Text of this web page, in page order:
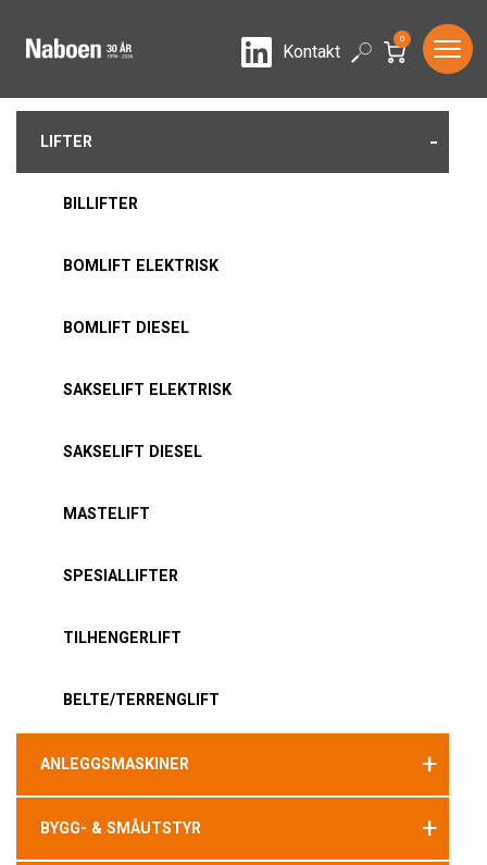
LinkedIn
Kontakt Search
0
LIFTER -
BILLIFTER
BOMLIFT ELEKTRISK
BOMLIFT DIESEL
SAKSELIFT ELEKTRISK
SAKSELIFT DIESEL
MASTELIFT
SPESIALLIFTER
TILHENGERLIFT
BELTE/TERRENGLIFT
ANLEGGSMASKINER +
BYGG- & SMÅUTSTYR +